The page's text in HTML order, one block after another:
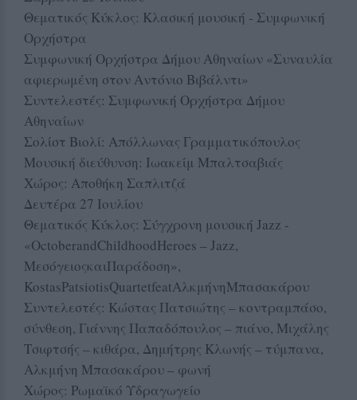
Θεματικός Κύκλος: Κλασική μουσική - Συμφωνική
Ορχήστρα
Συμφωνική Ορχήστρα Δήμου Αθηναίων «Συναυλία
αφιερωμένη στον Αντόνιο Βιβάλντι»
Συντελεστές: Συμφωνική Ορχήστρα Δήμου
Αθηναίων
Σολίστ Βιολί: Απόλλωνας Γραμματικόπουλος
Μουσική διεύθυνση: Ιωακείμ Μπαλτσαβιάς
Χώρος: Αποθήκη Σαπλιτζά
Δευτέρα 27 Ιουλίου
Θεματικός Κύκλος: Σύγχρονη μουσική Jazz -
«OctoberandChildhoodHeroes – Jazz,
ΜεσόγειοςκαιΠαράδοση»,
KostasPatsiotisQuartetfeatΑλκμήνηΜπασακάρου
Συντελεστές: Κώστας Πατσιώτης – κοντραμπάσο,
σύνθεση, Γιάννης Παπαδόπουλος – πιάνο, Μιχάλης
Τσιφτσής – κιθάρα, Δημήτρης Κλωνής – τύμπανα,
Αλκμήνη Μπασακάρου – φωνή
Χώρος: Ρωμαϊκό Υδραγωγείο